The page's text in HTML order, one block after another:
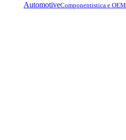
AutomotiveComponentistica e OEM